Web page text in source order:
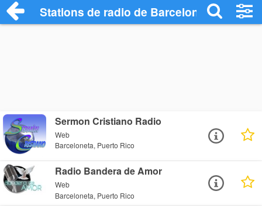
Stations de radio de Barceloneta
Sermon Cristiano Radio
Web
Barceloneta, Puerto Rico
Radio Bandera de Amor
Web
Barceloneta, Puerto Rico